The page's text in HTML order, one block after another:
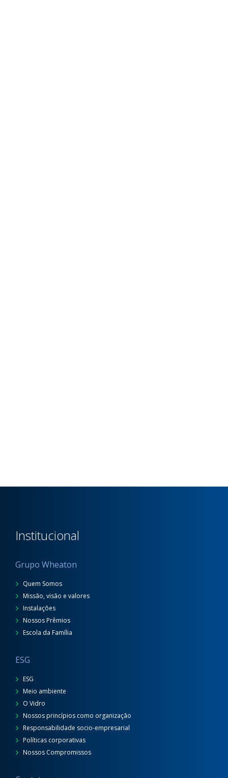
Institucional
Grupo Wheaton
Quem Somos
Missão, visão e valores
Instalações
Nossos Prêmios
Escola da Família
ESG
ESG
Meio ambiente
O Vidro
Nossos princípios como organização
Responsabilidade socio-empresarial
Políticas corporativas
Nossos Compromissos